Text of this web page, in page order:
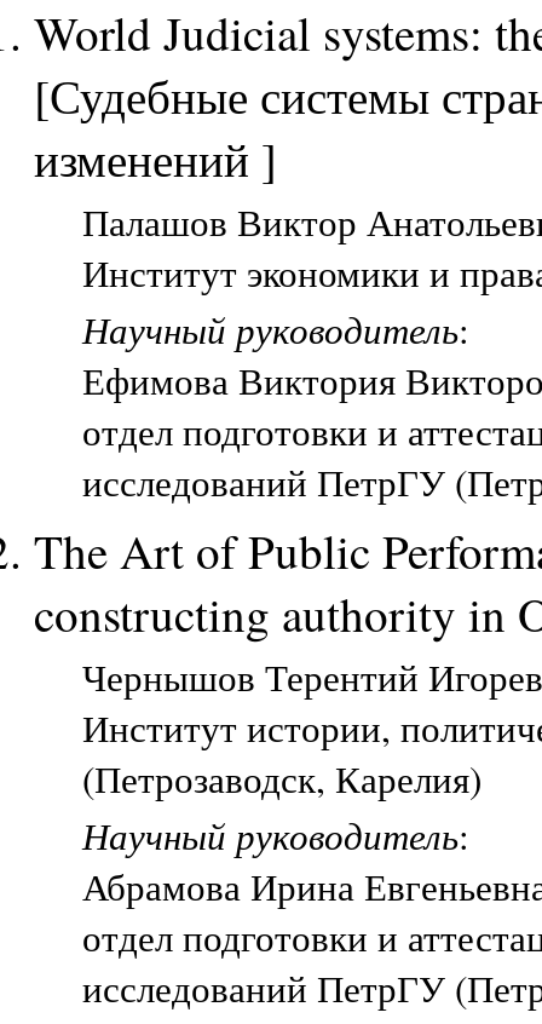
World Judicial systems:
[Судебные системы
изменений ]
Палашов Виктор
Институт экономики и
Научный руководитель:
Ефимова Виктория
отдел подготовки и
исследований ПетрГУ
The Art of Public
constructing authority in
Чернышов Терентий
Институт истории,
(Петрозаводск, Карелия)
Научный руководитель:
Абрамова Ирина
отдел подготовки и
исследований ПетрГУ